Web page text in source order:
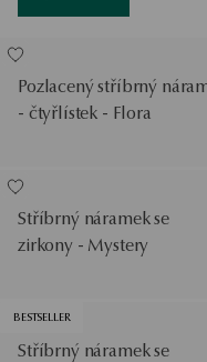
Pozlacený stříbrný
- čtyřlístek - Flora
Stříbrný náramek se
zirkony - Mystery
BESTSELLER
Stříbrný náramek se